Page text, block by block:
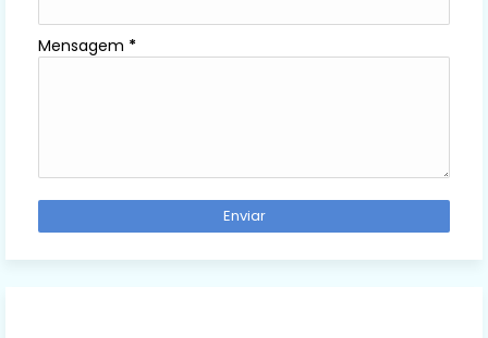
Mensagem *